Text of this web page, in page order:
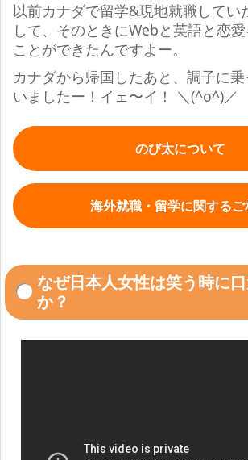
以前カナダで留学&現地就職してい
して、そのときにWebと英語と恋
ことができたんですよー。
カナダから帰国したあと、調子に
いましたー！イェ〜イ！ ＼(^o^)／
のび太について
海外就職・留学に関する
なぜ日本人女性は笑う時に
か？